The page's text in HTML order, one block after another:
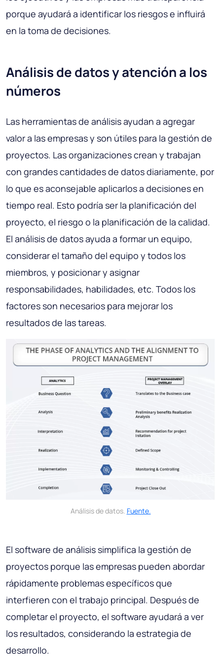
porque ayudará a identificar los riesgos e influirá
en la toma de decisiones.
Análisis de datos y atención a los
números
Las herramientas de análisis ayudan a agregar
valor a las empresas y son útiles para la gestión de
proyectos. Las organizaciones crean y trabajan
con grandes cantidades de datos diariamente, por
lo que es aconsejable aplicarlos a decisiones en
tiempo real. Esto podría ser la planificación del
proyecto, el riesgo o la planificación de la calidad.
El análisis de datos ayuda a formar un equipo,
considerar el tamaño del equipo y todos los
miembros, y posicionar y asignar
responsabilidades, habilidades, etc. Todos los
factores son necesarios para mejorar los
resultados de las tareas.
Análisis de datos. Fuente.
El software de análisis simplifica la gestión de
proyectos porque las empresas pueden abordar
rápidamente problemas específicos que
interfieren con el trabajo principal. Después de
completar el proyecto, el software ayudará a ver
los resultados, considerando la estrategia de
desarrollo.